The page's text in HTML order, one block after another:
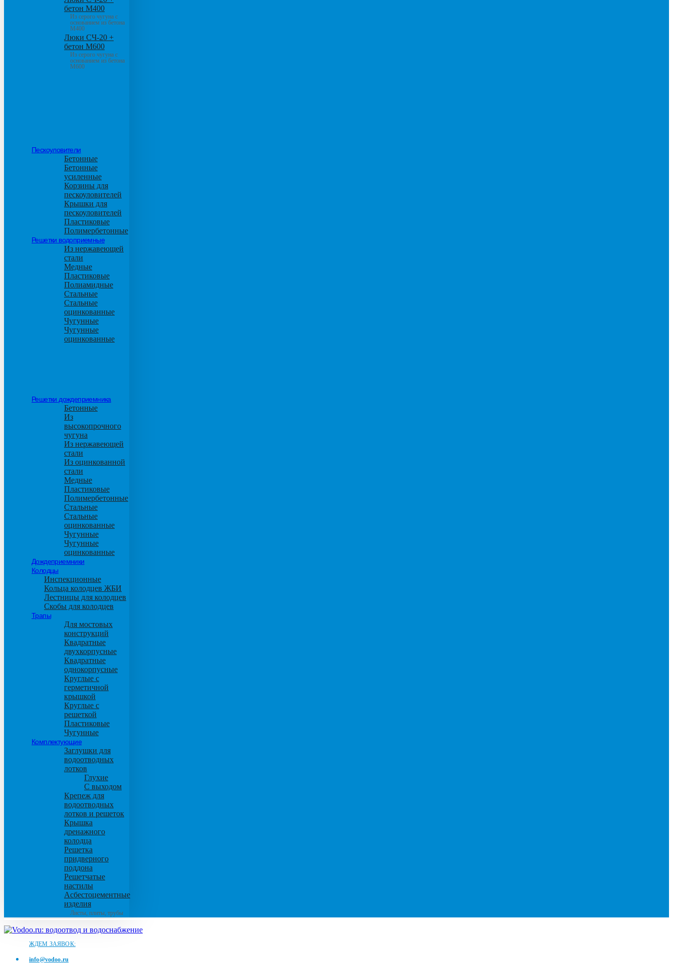
бетон М400
Из серого чугуна с
основанием из бетона
М400
Люки СЧ-20 +
бетон М600
Из серого чугуна с
основанием из бетона
М600
Пескоуловители
Бетонные
Бетонные
усиленные
Корзины для
пескоуловителей
Крышки для
пескоуловителей
Пластиковые
Полимербетонные
Решетки водоприемные
Из нержавеющей
стали
Медные
Пластиковые
Полиамидные
Стальные
Стальные
оцинкованные
Чугунные
Чугунные
оцинкованные
Решетки дождеприемника
Бетонные
Из
высокопрочного
чугуна
Из нержавеющей
стали
Из оцинкованной
стали
Медные
Пластиковые
Полимербетонные
Стальные
Стальные
оцинкованные
Чугунные
Чугунные
оцинкованные
Дождеприемники
Колодцы
Инспекционные
Кольца колодцев ЖБИ
Лестницы для колодцев
Скобы для колодцев
Трапы
Для мостовых
конструкций
Квадратные
двухкорпусные
Квадратные
однокорпусные
Круглые с
герметичной
крышкой
Круглые с
решеткой
Пластиковые
Чугунные
Комплектующие
Заглушки для
водоотводных
лотков
Глухие
С выходом
Крепеж для
водоотводных
лотков и решеток
Крышка
дренажного
колодца
Решетка
придверного
поддона
Решетчатые
настилы
Асбестоцементные
изделия
Листы, плиты, трубы
ЖДЕМ ЗАЯВОК:
info@vodoo.ru